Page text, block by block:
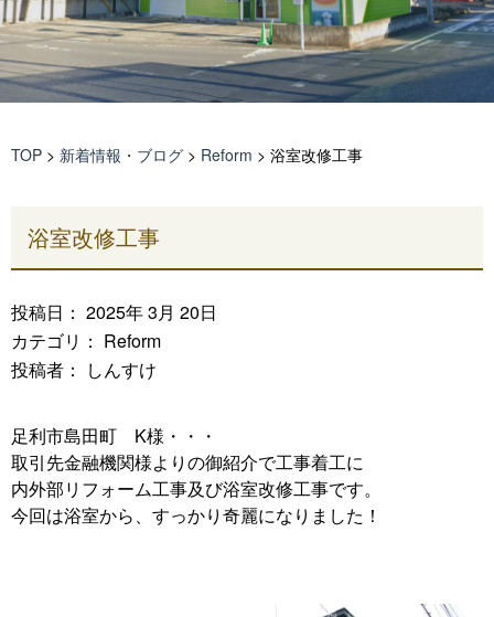
TOP > 新着情報・ブログ > Reform > 浴室改修工事
浴室改修工事
投稿日： 2025年 3月 20日
カテゴリ： Reform
投稿者： しんすけ
足利市島田町 K様・・・
取引先金融機関様よりの御紹介で工事着工に
内外部リフォーム工事及び浴室改修工事です。
今回は浴室から、すっかり奇麗になりました！